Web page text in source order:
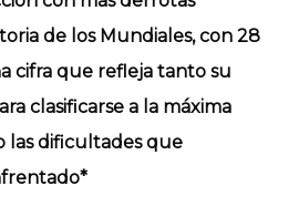
de los Mundiales, con 28
cifra que refleja tanto su
clasificarse a la máxima
las dificultades que